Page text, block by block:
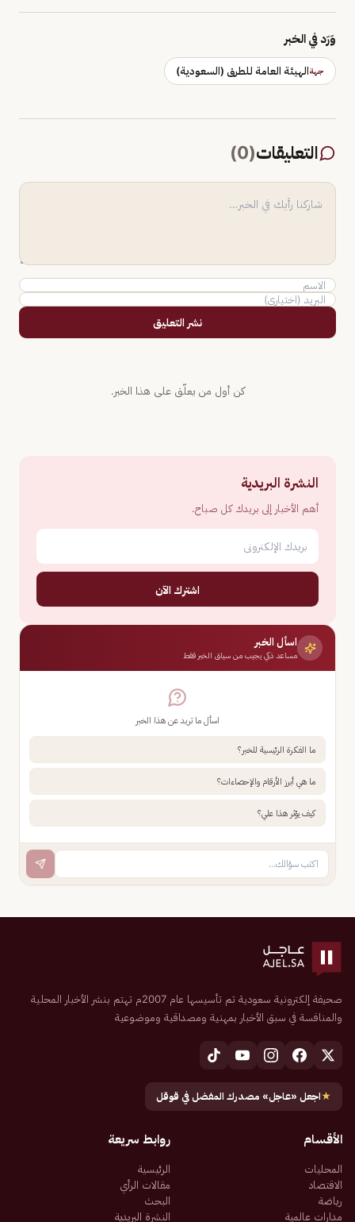
وَرَد في الخبر
جهةالهيئة العامة للطرق (السعودية)
التعليقات(
0
)
نشر التعليق
كن أول من يعلّق على هذا الخبر.
النشرة البريدية
أهم الأخبار إلى بريدك كل صباح.
اشترك الآن
اسأل الخبر
مساعد ذكي يجيب من سياق الخبر فقط
اسأل ما تريد عن هذا الخبر
ما الفكرة الرئيسية للخبر؟
ما هي أبرز الأرقام والإحصاءات؟
كيف يؤثر هذا علي؟
صحيفة إلكترونية سعودية تم تأسيسها عام 2007م تهتم بنشر الأخبار المحلية
والمنافسة في سبق الأخبار بمهنية ومصداقية وموضوعية
★اجعل «عاجل» مصدرك المفضل في قوقل
الأقسام
المحليات
الاقتصاد
رياضة
مدارات عالمية
روابط سريعة
الرئيسية
مقالات الرأي
البحث
النشرة البريدية